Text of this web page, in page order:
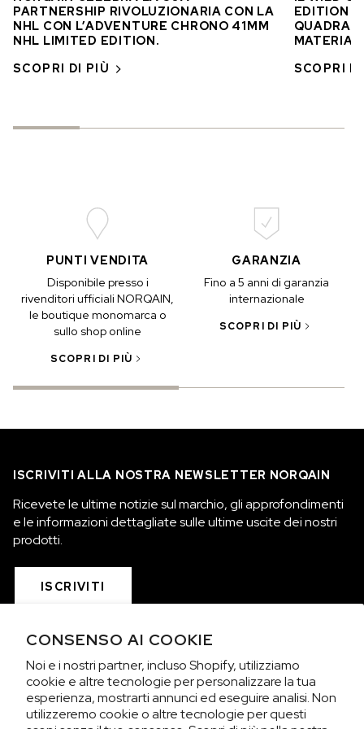
CONSENSO AI COOKIE
Noi e i nostri partner, incluso Shopify, utilizziamo
cookie e altre tecnologie per personalizzare la tua
esperienza, mostrarti annunci ed eseguire analisi. Non
utilizzeremo cookie o altre tecnologie per questi
PARTNERSHIP RIVOLUZIONARIA CON LA
NHL CON L’ADVENTURE CHRONO 41MM
NHL LIMITED EDITION.
SCOPRI DI PIÙ
EDITION
SCOPRI
PUNTI VENDITA
Disponibile presso i
rivenditori ufficiali NORQAIN,
le boutique monomarca o
sullo shop online
SCOPRI DI PIÙ
GARANZIA
Fino a 5 anni di garanzia
internazionale
SCOPRI DI PIÙ
ISCRIVITI ALLA NOSTRA NEWSLETTER NORQAIN
Ricevete le ultime notizie sul marchio, gli approfondimenti
e le informazioni dettagliate sulle ultime uscite dei nostri
prodotti.
ISCRIVITI
COLLEZIONI
SIAMO NORQAIN